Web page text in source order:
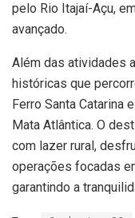
pelo Rio Itajaí-Açu,
avançado.
Além das atividades
históricas que
Ferro Santa Catarina
Mata Atlântica. O
com lazer rural,
operações focadas
garantindo a